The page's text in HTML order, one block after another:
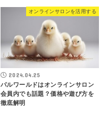
オンラインサロンを活用する
2024.04.25
パルワールドはオンラインサロン
会員内でも話題？価格や遊び方を
徹底解明